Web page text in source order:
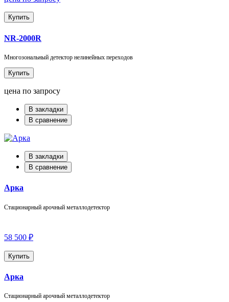
Купить
NR-2000R
Многозональный детектор нелинейных переходов
Купить
цена по запросу
В закладки
В сравнение
В закладки
В сравнение
Арка
Стационарный арочный металлодетектор
58 500 ₽
Купить
Арка
Стационарный арочный металлодетектор